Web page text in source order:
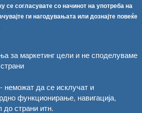
се согласувате со начинот на употреба на
ги нагодувањата или дознајте повеќе
за маркетинг цели и не споделуваме
да се исклучат и
функционирање, навигација,
страни итн.